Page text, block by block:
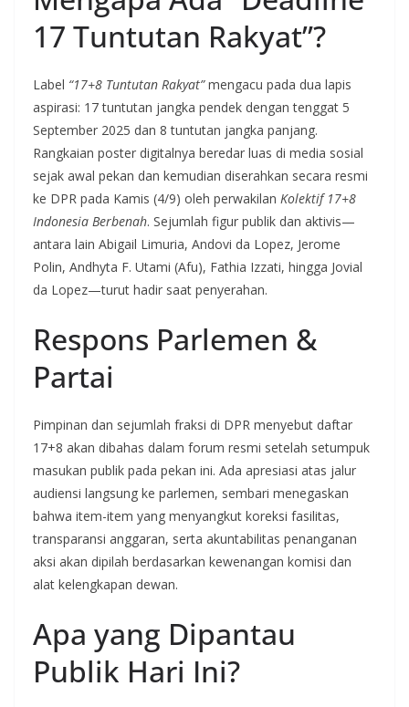
17 Tuntutan Rakyat”?
Label “17+8 Tuntutan Rakyat”mengacu pada dua lapis
aspirasi: 17 tuntutan jangka pendek dengan tenggat 5
September 2025 dan 8 tuntutan jangka panjang.
Rangkaian poster digitalnya beredar luas di media sosial
sejak awal pekan dan kemudian diserahkan secara resmi
ke DPR pada Kamis (4/9) oleh perwakilan Kolektif 17+8
Indonesia Berbenah. Sejumlah figur publik dan aktivis—
antara lain Abigail Limuria, Andovi da Lopez, Jerome
Polin, Andhyta F. Utami (Afu), Fathia Izzati, hingga Jovial
da Lopez—turut hadir saat penyerahan.
Respons Parlemen &
Partai
Pimpinan dan sejumlah fraksi di DPR menyebut daftar
17+8 akan dibahas dalam forum resmi setelah setumpuk
masukan publik pada pekan ini. Ada apresiasi atas jalur
audiensi langsung ke parlemen, sembari menegaskan
bahwa item-item yang menyangkut koreksi fasilitas,
transparansi anggaran, serta akuntabilitas penanganan
aksi akan dipilah berdasarkan kewenangan komisi dan
alat kelengkapan dewan.
Apa yang Dipantau
Publik Hari Ini?